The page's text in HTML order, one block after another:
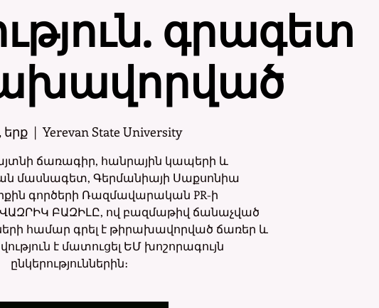
գրագետ
երք
  |
Yerevan State University
ճառագիր, հանրային կապերի և
մասնագետ, Գերմանիայի Սաքսոնիա
գործերի Ռազմավարական PR-ի
ԲԱԶԻԼԸ, ով բազմաթիվ ճանաչված
համար գրել է թիրախավորված ճառեր և
է մատուցել ԵՄ խոշորագույն
ընկերություններին։